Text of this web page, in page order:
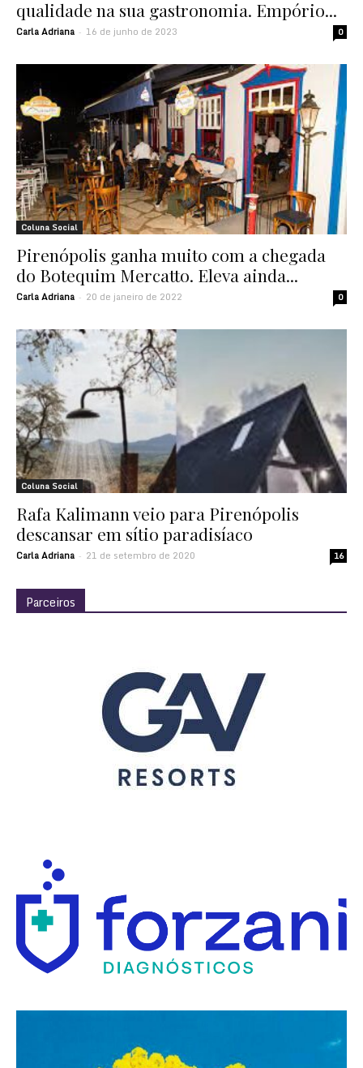
qualidade na sua gastronomia. Empório...
Carla Adriana - 16 de junho de 2023 0
Coluna Social
Pirenópolis ganha muito com a chegada
do Botequim Mercatto. Eleva ainda...
Carla Adriana - 20 de janeiro de 2022 0
Coluna Social
Rafa Kalimann veio para Pirenópolis
descansar em sítio paradisíaco
Carla Adriana - 21 de setembro de 2020 16
Parceiros